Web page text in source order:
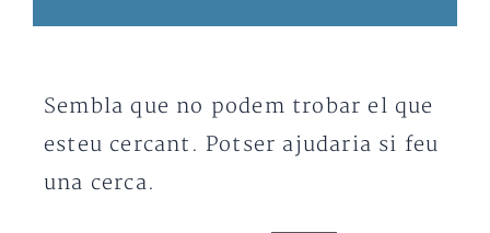
Sembla que no podem trobar el que
esteu cercant. Potser ajudaria si feu
una cerca.